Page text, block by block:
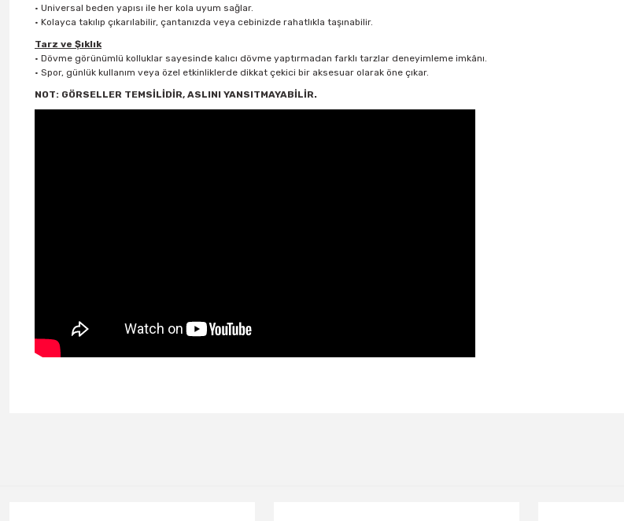
• Universal beden yapısı ile her kola uyum sağlar.
• Kolayca takılıp çıkarılabilir, çantanızda veya cebinizde rahatlıkla taşınabilir.
Tarz ve Şıklık
• Dövme görünümlü kolluklar sayesinde kalıcı dövme yaptırmadan farklı tarzlar deneyimleme imkânı.
• Spor, günlük kullanım veya özel etkinliklerde dikkat çekici bir aksesuar olarak öne çıkar.
NOT: GÖRSELLER TEMSİLİDİR, ASLINI YANSITMAYABİLİR.